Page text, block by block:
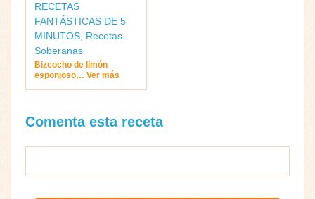
RECETAS
FANTÁSTICAS DE 5
MINUTOS, Recetas
Soberanas
Bizcocho de limón
esponjoso… Ver más
Comenta esta receta